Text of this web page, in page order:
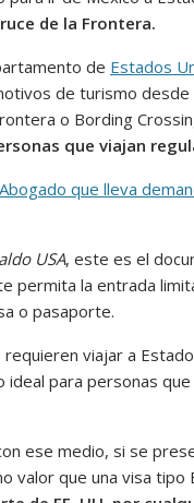
de la Frontera.
de Estados
de turismo
o Bording
que viajan
Abogado que lleva
USA, este es el
permita la entrada
o pasaporte.
requieren viajar a
ideal para personas
ese medio, si se
valor que una visa tipo